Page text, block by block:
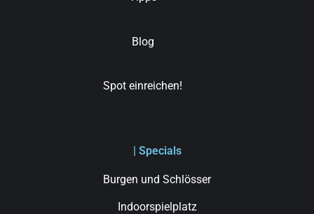
Blog
Spot einreichen!
| Specials
Burgen und Schlösser
Indoorspielplatz